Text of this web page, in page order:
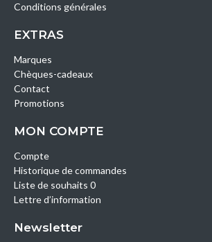
Conditions générales
EXTRAS
Marques
Chèques-cadeaux
Contact
Promotions
MON COMPTE
Compte
Historique de commandes
Liste de souhaits 0
Lettre d’information
Newsletter